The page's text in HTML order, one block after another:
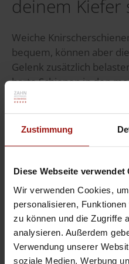
Zustimmung
Diese Webseite
Wir verwenden Cookies,
personalisieren,
zu können und die Zugriffe
analysieren. Außerdem
Verwendung unserer
soziale Medien, Werbung
deinem Kiefer
Weiche
bequem, können aber
Gelenk zusätzlich
harte Schienen in den
geeignet sind, um
Schmerzen zu
Entlastung zu sorgen.
Veröffentlicht in:News
Weiterlesen